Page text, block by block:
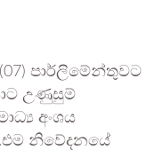
පාර්ලිමේන්තුවට
උණුසුම්
අංශය
නිවේදනයේ